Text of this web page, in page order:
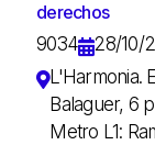
derechos
9034
28/10/
L'Harmonia.
Balaguer, 6
Metro L1: